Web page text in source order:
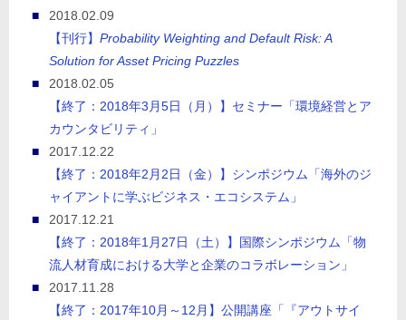
2018.02.09
【刊行】Probability Weighting and Default Risk: A
Solution for Asset Pricing Puzzles
2018.02.05
【終了：2018年3月5日（月）】セミナー「環境経営とア
カウンタビリティ」
2017.12.22
【終了：2018年2月2日（金）】シンポジウム「海外のジ
ャイアントに学ぶビジネス・エコシステム」
2017.12.21
【終了：2018年1月27日（土）】国際シンポジウム「物
流人材育成における大学と企業のコラボレーション」
2017.11.28
【終了：2017年10月～12月】公開講座「『アウトサイ